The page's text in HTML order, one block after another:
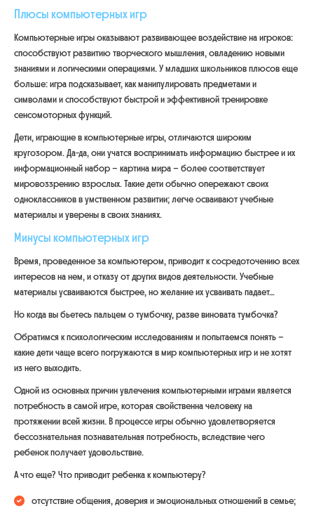
Плюсы компьютерных игр
Компьютерные игры оказывают развивающее воздействие на игроков:
способствуют развитию творческого мышления, овладению новыми
знаниями и логическими операциями. У младших школьников плюсов еще
больше: игра подсказывает, как манипулировать предметами и
символами и способствуют быстрой и эффективной тренировке
сенсомоторных функций.
Дети, играющие в компьютерные игры, отличаются широким
кругозором. Да-да, они учатся воспринимать информацию быстрее и их
информационный набор – картина мира – более соответствует
мировоззрению взрослых. Такие дети обычно опережают своих
одноклассников в умственном развитии; легче осваивают учебные
материалы и уверены в своих знаниях.
Минусы компьютерных игр
Время, проведенное за компьютером, приводит к сосредоточению всех
интересов на нем, и отказу от других видов деятельности. Учебные
материалы усваиваются быстрее, но желание их усваивать падает…
Но когда вы бьетесь пальцем о тумбочку, разве виновата тумбочка?
Обратимся к психологическим исследованиям и попытаемся понять –
какие дети чаще всего погружаются в мир компьютерных игр и не хотят
из него выходить.
Одной из основных причин увлечения компьютерными играми является
потребность в самой игре, которая свойственна человеку на
протяжении всей жизни. В процессе игры обычно удовлетворяется
бессознательная познавательная потребность, вследствие чего
ребенок получает удовольствие.
А что еще? Что приводит ребенка к компьютеру?
отсутствие общения, доверия и эмоциональных отношений в семье;